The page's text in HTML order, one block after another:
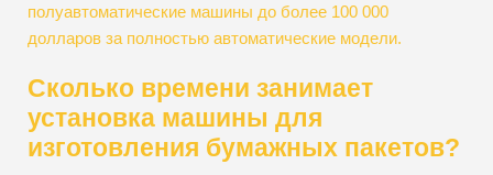
полуавтоматические машины до более 100 000
долларов за полностью автоматические модели.
Сколько времени занимает
установка машины для
изготовления бумажных пакетов?